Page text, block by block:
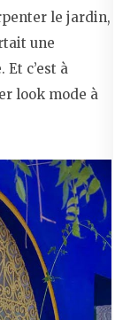
le jardin,
une
c’est à
look mode à